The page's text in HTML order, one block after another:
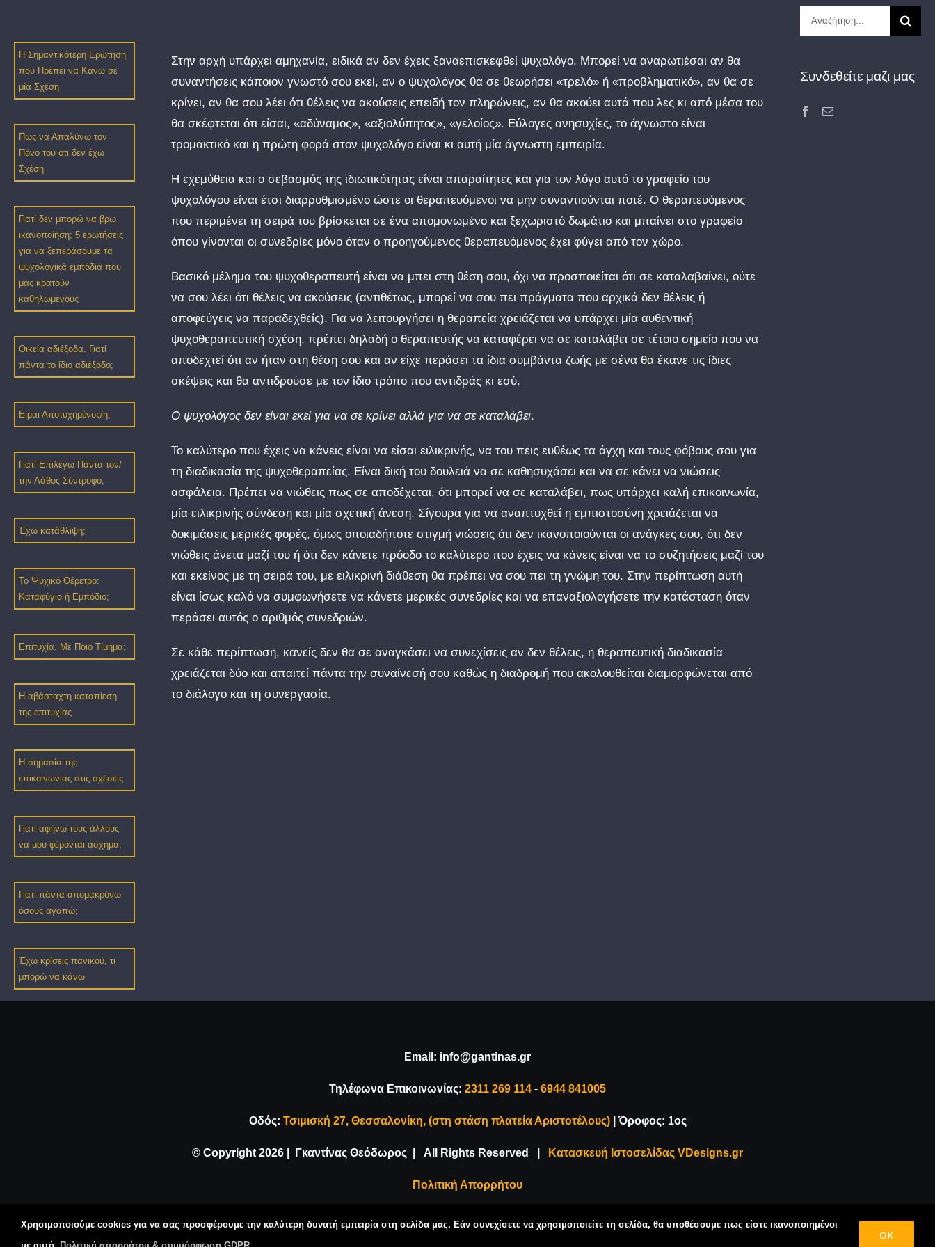
Η Σημαντικότερη Ερώτηση
που Πρέπει να Κάνω σε
μία Σχέση
Πως να Απαλύνω τον
Πόνο του οτι δεν έχω
Σχέση
Γιατί δεν μπορώ να βρω
ικανοποίηση; 5 ερωτήσεις
για να ξεπεράσουμε τα
ψυχολογικά εμπόδια που
μας κρατούν
καθηλωμένους
Οικεία αδιέξοδα. Γιατί
πάντα το ίδιο αδιέξοδο;
Είμαι Αποτυχημένος/η;
Γιατί Επιλέγω Πάντα τον/
την Λάθος Σύντροφο;
Έχω κατάθλιψη;
Το Ψυχικό Θέρετρο:
Καταφύγιο ή Εμπόδιο;
Επιτυχία. Mε Ποιο Τίμημα;
Η αβάσταχτη καταπίεση
της επιτυχίας
Η σημασία της
επικοινωνίας στις σχέσεις
Γιατί αφήνω τους άλλους
να μου φέρονται άσχημα;
Γιατί πάντα απομακρύνω
όσους αγαπώ;
Έχω κρίσεις πανικού, τι
μπορώ να κάνω
Στην αρχή υπάρχει αμηχανία, ειδικά αν δεν έχεις ξαναεπισκεφθεί ψυχολόγο. Μπορεί να αναρωτιέσαι αν θα
συναντήσεις κάποιον γνωστό σου εκεί, αν ο ψυχολόγος θα σε θεωρήσει «τρελό» ή «προβληματικό», αν θα σε
κρίνει, αν θα σου λέει ότι θέλεις να ακούσεις επειδή τον πληρώνεις, αν θα ακούει αυτά που λες κι από μέσα του
θα σκέφτεται ότι είσαι, «αδύναμος», «αξιολύπητος», «γελοίος». Εύλογες ανησυχίες, το άγνωστο είναι
τρομακτικό και η πρώτη φορά στον ψυχολόγο είναι κι αυτή μία άγνωστη εμπειρία.
Η εχεμύθεια και ο σεβασμός της ιδιωτικότητας είναι απαραίτητες και για τον λόγο αυτό το γραφείο του
ψυχολόγου είναι έτσι διαρρυθμισμένο ώστε οι θεραπευόμενοι να μην συναντιούνται ποτέ. Ο θεραπευόμενος
που περιμένει τη σειρά του βρίσκεται σε ένα απομονωμένο και ξεχωριστό δωμάτιο και μπαίνει στο γραφείο
όπου γίνονται οι συνεδρίες μόνο όταν ο προηγούμενος θεραπευόμενος έχει φύγει από τον χώρο.
Βασικό μέλημα του ψυχοθεραπευτή είναι να μπει στη θέση σου, όχι να προσποιείται ότι σε καταλαβαίνει, ούτε
να σου λέει ότι θέλεις να ακούσεις (αντιθέτως, μπορεί να σου πει πράγματα που αρχικά δεν θέλεις ή
αποφεύγεις να παραδεχθείς). Για να λειτουργήσει η θεραπεία χρειάζεται να υπάρχει μία αυθεντική
ψυχοθεραπευτική σχέση, πρέπει δηλαδή ο θεραπευτής να καταφέρει να σε καταλάβει σε τέτοιο σημείο που να
αποδεχτεί ότι αν ήταν στη θέση σου και αν είχε περάσει τα ίδια συμβάντα ζωής με σένα θα έκανε τις ίδιες
σκέψεις και θα αντιδρούσε με τον ίδιο τρόπο που αντιδράς κι εσύ.
Ο ψυχολόγος δεν είναι εκεί για να σε κρίνει αλλά για να σε καταλάβει.
Το καλύτερο που έχεις να κάνεις είναι να είσαι ειλικρινής, να του πεις ευθέως τα άγχη και τους φόβους σου για
τη διαδικασία της ψυχοθεραπείας. Είναι δική του δουλειά να σε καθησυχάσει και να σε κάνει να νιώσεις
ασφάλεια. Πρέπει να νιώθεις πως σε αποδέχεται, ότι μπορεί να σε καταλάβει, πως υπάρχει καλή επικοινωνία,
μία ειλικρινής σύνδεση και μία σχετική άνεση. Σίγουρα για να αναπτυχθεί η εμπιστοσύνη χρειάζεται να
δοκιμάσεις μερικές φορές, όμως οποιαδήποτε στιγμή νιώσεις ότι δεν ικανοποιούνται οι ανάγκες σου, ότι δεν
νιώθεις άνετα μαζί του ή ότι δεν κάνετε πρόοδο το καλύτερο που έχεις να κάνεις είναι να το συζητήσεις μαζί του
και εκείνος με τη σειρά του, με ειλικρινή διάθεση θα πρέπει να σου πει τη γνώμη του. Στην περίπτωση αυτή
είναι ίσως καλό να συμφωνήσετε να κάνετε μερικές συνεδρίες και να επαναξιολογήσετε την κατάσταση όταν
περάσει αυτός ο αριθμός συνεδριών.
Σε κάθε περίπτωση, κανείς δεν θα σε αναγκάσει να συνεχίσεις αν δεν θέλεις, η θεραπευτική διαδικασία
χρειάζεται δύο και απαιτεί πάντα την συναίνεσή σου καθώς η διαδρομή που ακολουθείται διαμορφώνεται από
το διάλογο και τη συνεργασία.
Αναζήτηση
...
Συνδεθείτε μαζι μας
Email: info@gantinas.gr
Τηλέφωνα Επικοινωνίας: 2311 269 114 - 6944 841005
Οδός: Τσιμισκή 27, Θεσσαλονίκη, (στη στάση πλατεία Αριστοτέλους)| Όροφος: 1ος
© Copyright 2026 | Γκαντίνας Θεόδωρος | All Rights Reserved | Κατασκευή Ιστοσελίδας VDesigns.gr
Πολιτική Απορρήτου
FacebookInstagramEmail
Χρησιμοποιούμε cookies για να σας προσφέρουμε την καλύτερη δυνατή εμπειρία στη σελίδα μας. Εάν συνεχίσετε να χρησιμοποιείτε τη σελίδα, θα υποθέσουμε πως είστε ικανοποιημένοι
OK